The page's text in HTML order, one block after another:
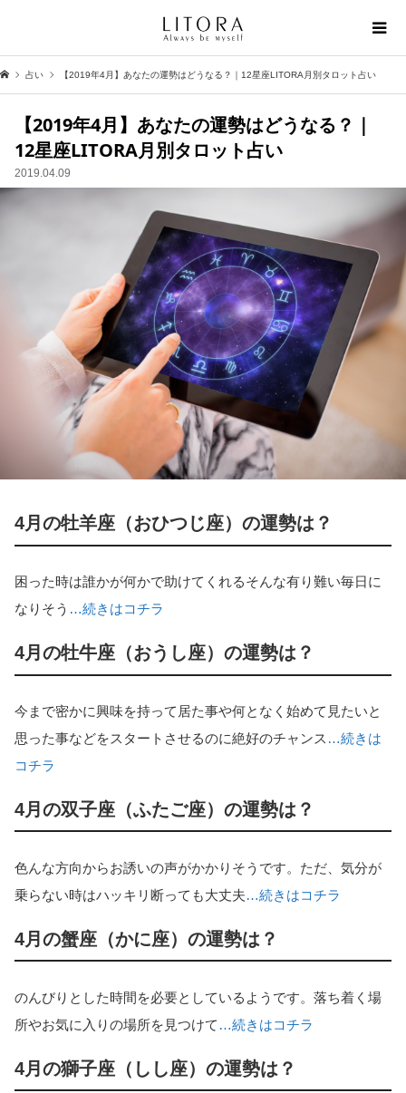
占い 【2019年4月】あなたの運勢はどうなる？｜12星座LITORA月別タロット占い
【2019年4月】あなたの運勢はどうなる？｜
12星座LITORA月別タロット占い
2019.04.09
4月の牡羊座（おひつじ座）の運勢は？
困った時は誰かが何かで助けてくれるそんな有り難い毎日に
なりそう …続きはコチラ
4月の牡牛座（おうし座）の運勢は？
今まで密かに興味を持って居た事や何となく始めて見たいと
思った事などをスタートさせるのに絶好のチャンス …続きは
コチラ
4月の双子座（ふたご座）の運勢は？
色んな方向からお誘いの声がかかりそうです。ただ、気分が
乗らない時はハッキリ断っても大丈夫…続きはコチラ
4月の蟹座（かに座）の運勢は？
のんびりとした時間を必要としているようです。落ち着く場
所やお気に入りの場所を見つけて …続きはコチラ
4月の獅子座（しし座）の運勢は？